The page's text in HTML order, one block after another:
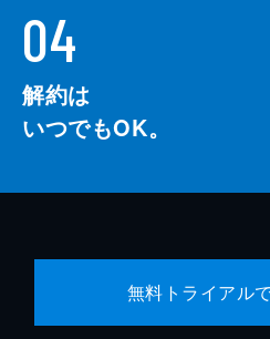
04
解約は
いつでもOK。
無料トライアル